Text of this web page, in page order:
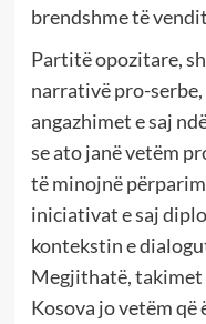
brendshme të
Partitë opozitare,
narrativë pro-
angazhimet e saj
se ato janë vetëm
të minojnë
iniciativat e saj
kontekstin e
Megjithatë, takimet
Kosova jo vetëm